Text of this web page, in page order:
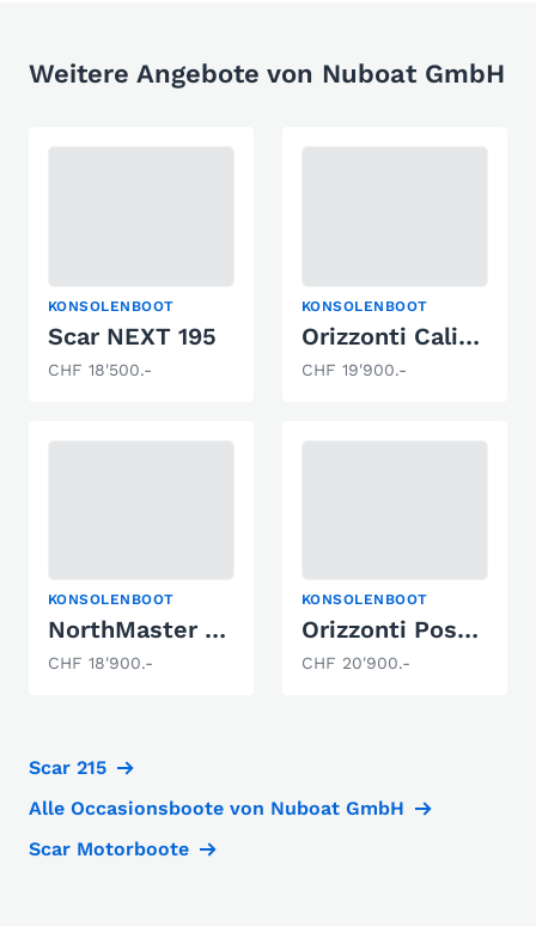
Weitere Angebote von Nuboat GmbH
KONSOLENBOOT
Scar NEXT 195
CHF 18'500.-
KONSOLENBOOT
Orizzonti Calipso
CHF 19'900.-
KONSOLENBOOT
NorthMaster 535 Open
CHF 18'900.-
KONSOLENBOOT
Orizzonti Poseidon
CHF 20'900.-
Scar 215
Alle Occasionsboote von Nuboat GmbH
Scar Motorboote